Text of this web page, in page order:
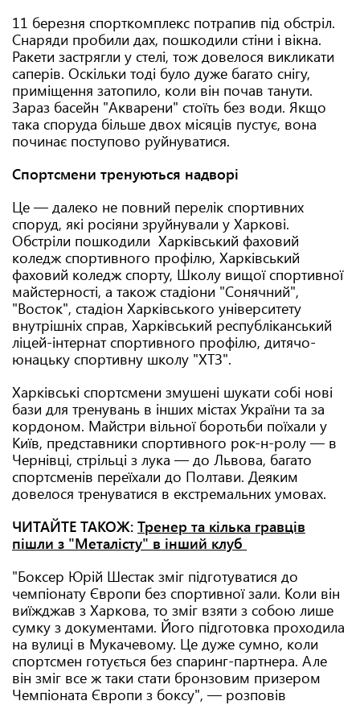
11 березня спорткомплекс потрапив під обстріл.
Снаряди пробили дах, пошкодили стіни і вікна.
Ракети застрягли у стелі, тож довелося викликати
саперів. Оскільки тоді було дуже багато снігу,
приміщення затопило, коли він почав танути.
Зараз басейн "Акварени" стоїть без води. Якщо
така споруда більше двох місяців пустує, вона
починає поступово руйнуватися.
Спортсмени тренуються надворі
Це — далеко не повний перелік спортивних
споруд, які росіяни зруйнували у Харкові.
Обстріли пошкодили Харківський фаховий
коледж спортивного профілю, Харківський
фаховий коледж спорту, Школу вищої спортивної
майстерності, а також стадіони "Сонячний",
"Восток", стадіон Харківського університету
внутрішніх справ, Харківський республіканський
ліцей-інтернат спортивного профілю, дитячо-
юнацьку спортивну школу "ХТЗ".
Харківські спортсмени змушені шукати собі нові
бази для тренувань в інших містах України та за
кордоном. Майстри вільної боротьби поїхали у
Київ, представники спортивного рок-н-ролу — в
Чернівці, стрільці з лука — до Львова, багато
спортсменів переїхали до Полтави. Деяким
довелося тренуватися в екстремальних умовах.
ЧИТАЙТЕ ТАКОЖ: Тренер та кілька гравців
пішли з "Металісту" в інший клуб
"Боксер Юрій Шестак зміг підготуватися до
чемпіонату Європи без спортивної зали. Коли він
виїжджав з Харкова, то зміг взяти з собою лише
сумку з документами. Його підготовка проходила
на вулиці в Мукачевому. Це дуже сумно, коли
спортсмен готується без спаринг-партнера. Але
він зміг все ж таки стати бронзовим призером
Чемпіоната Європи з боксу", — розповів